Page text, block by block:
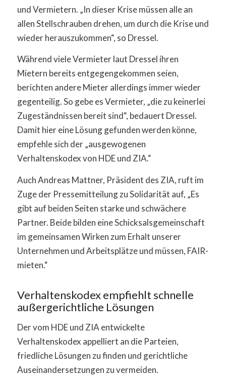
und Vermietern. „In dieser Krise müssen alle an
allen Stellschrauben drehen, um durch die Krise und
wieder herauszukommen“, so Dressel.
Während viele Vermieter laut Dressel ihren
Mietern bereits entgegengekommen seien,
berichten andere Mieter allerdings immer wieder
gegenteilig. So gebe es Vermieter, „die zu keinerlei
Zugeständnissen bereit sind“, bedauert Dressel.
Damit hier eine Lösung gefunden werden könne,
empfehle sich der „ausgewogenen
Verhaltenskodex von HDE und ZIA.“
Auch Andreas Mattner, Präsident des ZIA, ruft im
Zuge der Pressemitteilung zu Solidarität auf, „Es
gibt auf beiden Seiten starke und schwächere
Partner. Beide bilden eine Schicksalsgemeinschaft
im gemeinsamen Wirken zum Erhalt unserer
Unternehmen und Arbeitsplätze und müssen, FAIR-
mieten.“
Verhaltenskodex empfiehlt schnelle
außergerichtliche Lösungen
Der vom HDE und ZIA entwickelte
Verhaltenskodex appelliert an die Parteien,
friedliche Lösungen zu finden und gerichtliche
Auseinandersetzungen zu vermeiden.